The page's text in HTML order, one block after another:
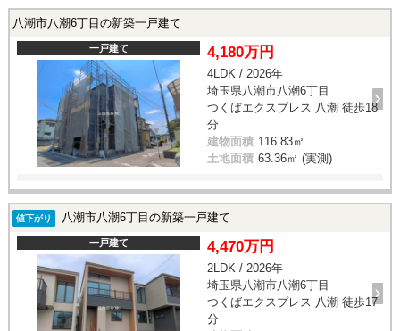
八潮市八潮6丁目の新築一戸建て
一戸建て 4,180万円
4LDK / 2026年
埼玉県八潮市八潮6丁目
つくばエクスプレス 八潮 徒歩18
分
建物面積 116.83㎡
土地面積 63.36㎡ (実測)
値下がり 八潮市八潮6丁目の新築一戸建て
一戸建て 4,470万円
2LDK / 2026年
埼玉県八潮市八潮6丁目
つくばエクスプレス 八潮 徒歩17
分